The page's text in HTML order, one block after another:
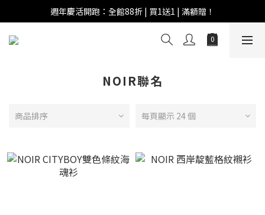
週年慶活開跑：全館88折 | 買1送1 | 滿額贈！
週年慶活開跑：全館88折 | 買1送1 | 滿額贈！
全館滿 $999 即享免運費！
NOIR聯名
商品排序 每頁顯示 24 個